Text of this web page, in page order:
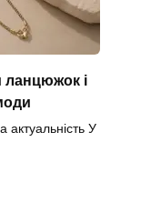
ланцюжок і
актуальність У